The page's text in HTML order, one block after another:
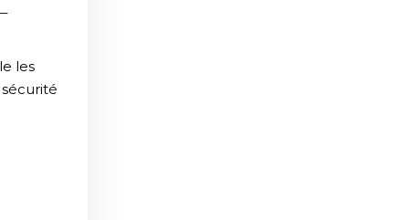
les